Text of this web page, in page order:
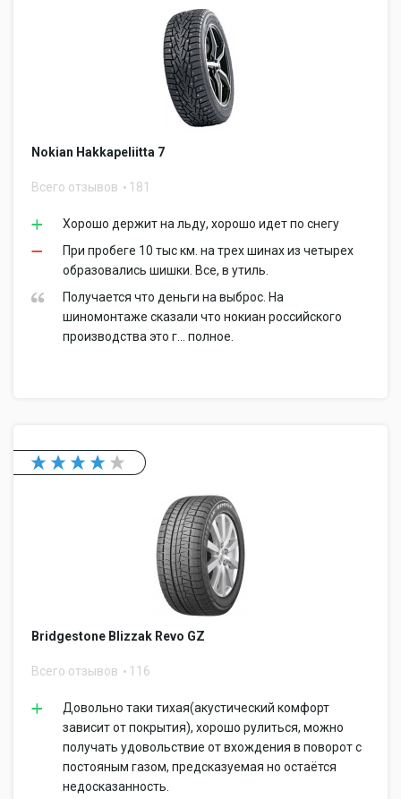
Nokian Hakkapeliitta 7
Всего отзывов 181
Хорошо держит на льду, хорошо идет по снегу
При пробеге 10 тыс км. на трех шинах из четырех
образовались шишки. Все, в утиль.
Получается что деньги на выброс. На
шиномонтаже сказали что нокиан российского
производства это г... полное.
Bridgestone Blizzak Revo GZ
Всего отзывов 116
Довольно таки тихая(акустический комфорт
зависит от покрытия), хорошо рулиться, можно
получать удовольствие от вхождения в поворот с
постояным газом, предсказуемая но остаётся
недосказанность.